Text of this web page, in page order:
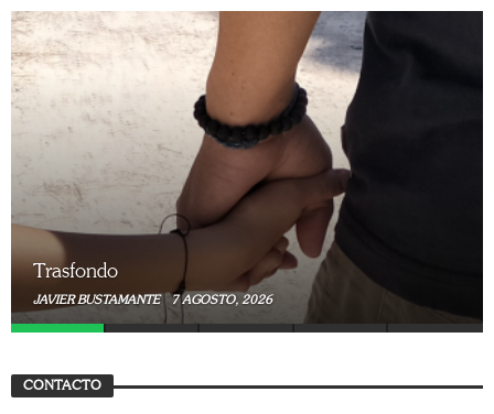
Trasfondo
JAVIER BUSTAMANTE 7 AGOSTO, 2026
CONTACTO